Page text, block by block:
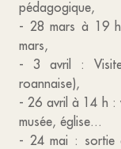
pédagogique,
- 28 mars à 19
mars,
- 3 avril :
roannaise),
- 26 avril à 14 h :
musée, église...
- 24 mai : sortie